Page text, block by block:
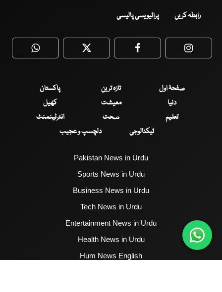
رابطہ کریں پرائیویسی پالیسی
WhatsApp Twitter Facebook
صفحۂ اول تازہ ترین
پاکستان
دنیا
معیشت
کھیل
تعلیم
صحت
انٹرٹینمنٹ
ٹیکنالوجی
دلچسپ و عجیب
Pakistan News in Urdu
Sports News in Urdu
Business News in Urdu
Tech News in Urdu
Entertainment News in Urdu
Health News in Urdu
Hum News English